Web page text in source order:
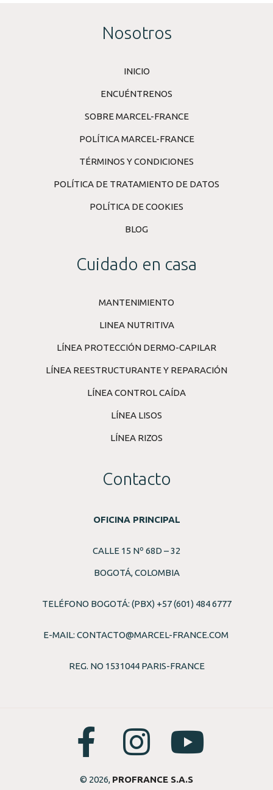
Nosotros
INICIO
ENCUÉNTRENOS
SOBRE MARCEL-FRANCE
POLÍTICA MARCEL-FRANCE
TÉRMINOS Y CONDICIONES
POLÍTICA DE TRATAMIENTO DE DATOS
POLÍTICA DE COOKIES
BLOG
Cuidado en casa
MANTENIMIENTO
LINEA NUTRITIVA
LÍNEA PROTECCIÓN DERMO-CAPILAR
LÍNEA REESTRUCTURANTE Y REPARACIÓN
LÍNEA CONTROL CAÍDA
LÍNEA LISOS
LÍNEA RIZOS
Contacto
OFICINA PRINCIPAL
CALLE 15 Nº 68D – 32
BOGOTÁ, COLOMBIA
TELÉFONO BOGOTÁ: (PBX) +57 (601) 484 6777
E-MAIL: CONTACTO@MARCEL-FRANCE.COM
REG. NO 1531044 PARIS-FRANCE
© 2026, PROFRANCE S.A.S